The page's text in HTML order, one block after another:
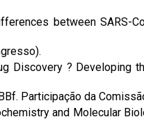
between SARS-
Discovery ? Developing
Participação da
and Molecular